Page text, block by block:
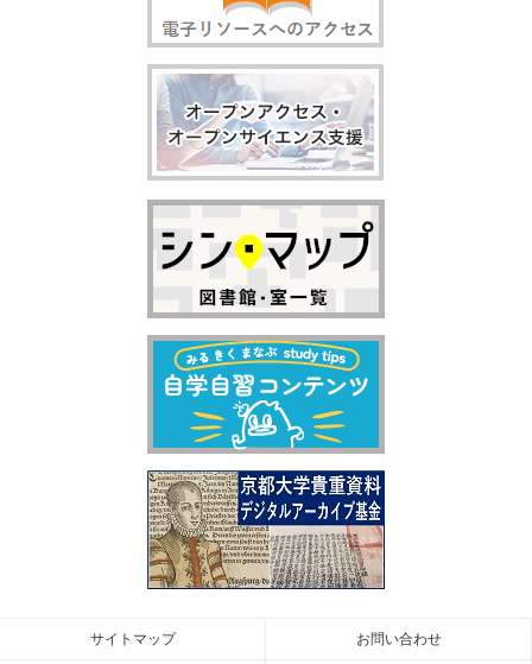
お問い合わせ
サイトマップ